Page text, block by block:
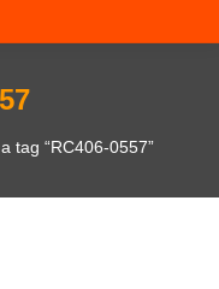
tag “RC406-0557”